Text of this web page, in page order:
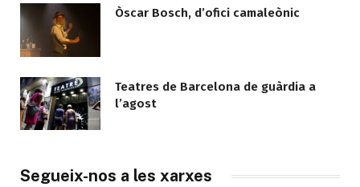
Òscar Bosch, d’ofici camaleònic
Teatres de Barcelona de guàrdia a
l’agost
Segueix-nos a les xarxes